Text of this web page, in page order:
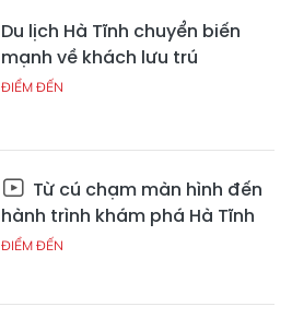
Du lịch Hà Tĩnh chuyển biến
mạnh về khách lưu trú
ĐIỂM ĐẾN
Từ cú chạm màn hình đến
hành trình khám phá Hà Tĩnh
ĐIỂM ĐẾN